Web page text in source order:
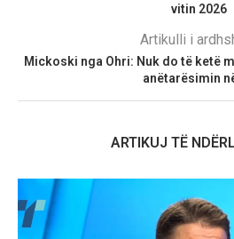
vitin 2026
Artikulli i
Mickoski nga Ohri: Nuk do të ketë
anëtarësimin
ARTIKUJ TË